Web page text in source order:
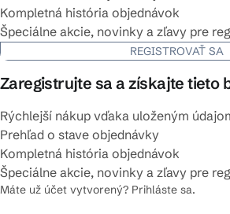
Kompletná história objednávok
Špeciálne akcie, novinky a zľavy pre
REGISTROVAŤ SA
Zaregistrujte sa a získajte tieto
Rýchlejší nákup vďaka uloženým
Prehľad o stave objednávky
Kompletná história objednávok
Špeciálne akcie, novinky a zľavy pre
Máte už účet vytvorený? Prihláste sa.